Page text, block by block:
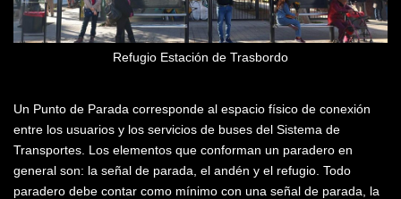
Refugio Estación de Trasbordo
Un Punto de Parada corresponde al espacio físico de conexión
entre los usuarios y los servicios de buses del Sistema de
Transportes. Los elementos que conforman un paradero en
general son: la señal de parada, el andén y el refugio. Todo
paradero debe contar como mínimo con una señal de parada, la